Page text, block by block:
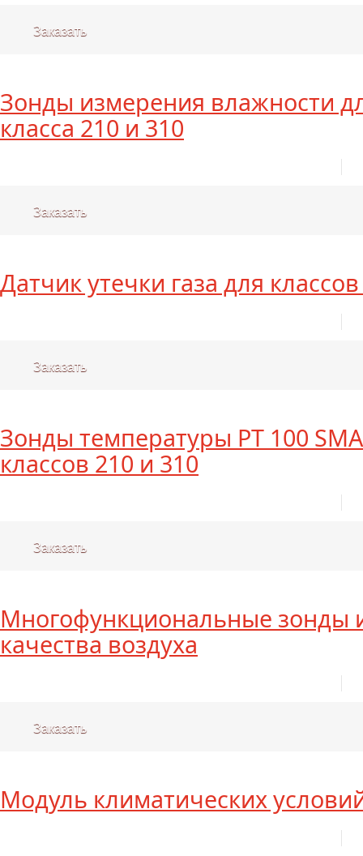
Заказать
Зонды измерения влажности
класса 210 и 310
Заказать
Датчик утечки газа для
Заказать
Зонды температуры PT 100
классов 210 и 310
Заказать
Многофункциональные зонды
качества воздуха
Заказать
Модуль климатических